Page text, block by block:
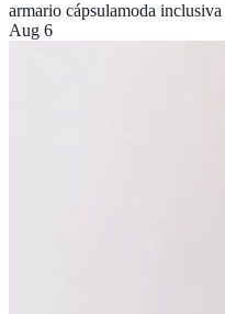
armario cápsulamoda inclusiva
Aug 6